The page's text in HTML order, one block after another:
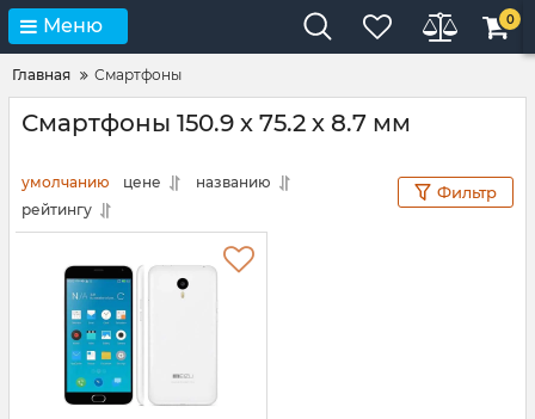
Меню 0
Главная Смартфоны
Смартфоны 150.9 х 75.2 х 8.7 мм
умолчанию цене
названию
рейтингу
Фильтр